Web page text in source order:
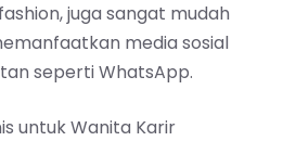
juga sangat mudah
media sosial
seperti WhatsApp.
untuk Wanita Karir